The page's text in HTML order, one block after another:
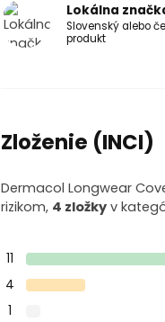
Lokálna
Slovenský alebo
produkt
Zloženie (INCI)
Dermacol Longwear
rizikom, 4 zložky v
11
4
1